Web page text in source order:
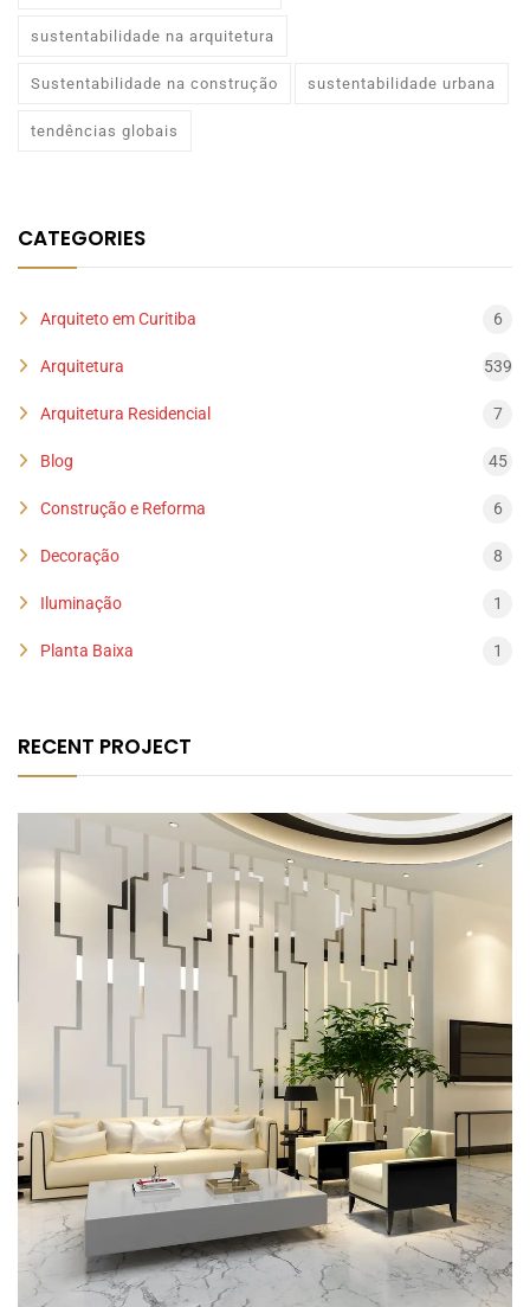
sustentabilidade na arquitetura
Sustentabilidade na construção sustentabilidade urbana
tendências globais
CATEGORIES
Arquiteto em Curitiba 6
Arquitetura 539
Arquitetura Residencial 7
Blog 45
Construção e Reforma 6
Decoração 8
Iluminação 1
Planta Baixa 1
RECENT PROJECT